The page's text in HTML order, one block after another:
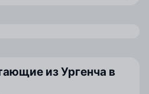
из Ургенча в